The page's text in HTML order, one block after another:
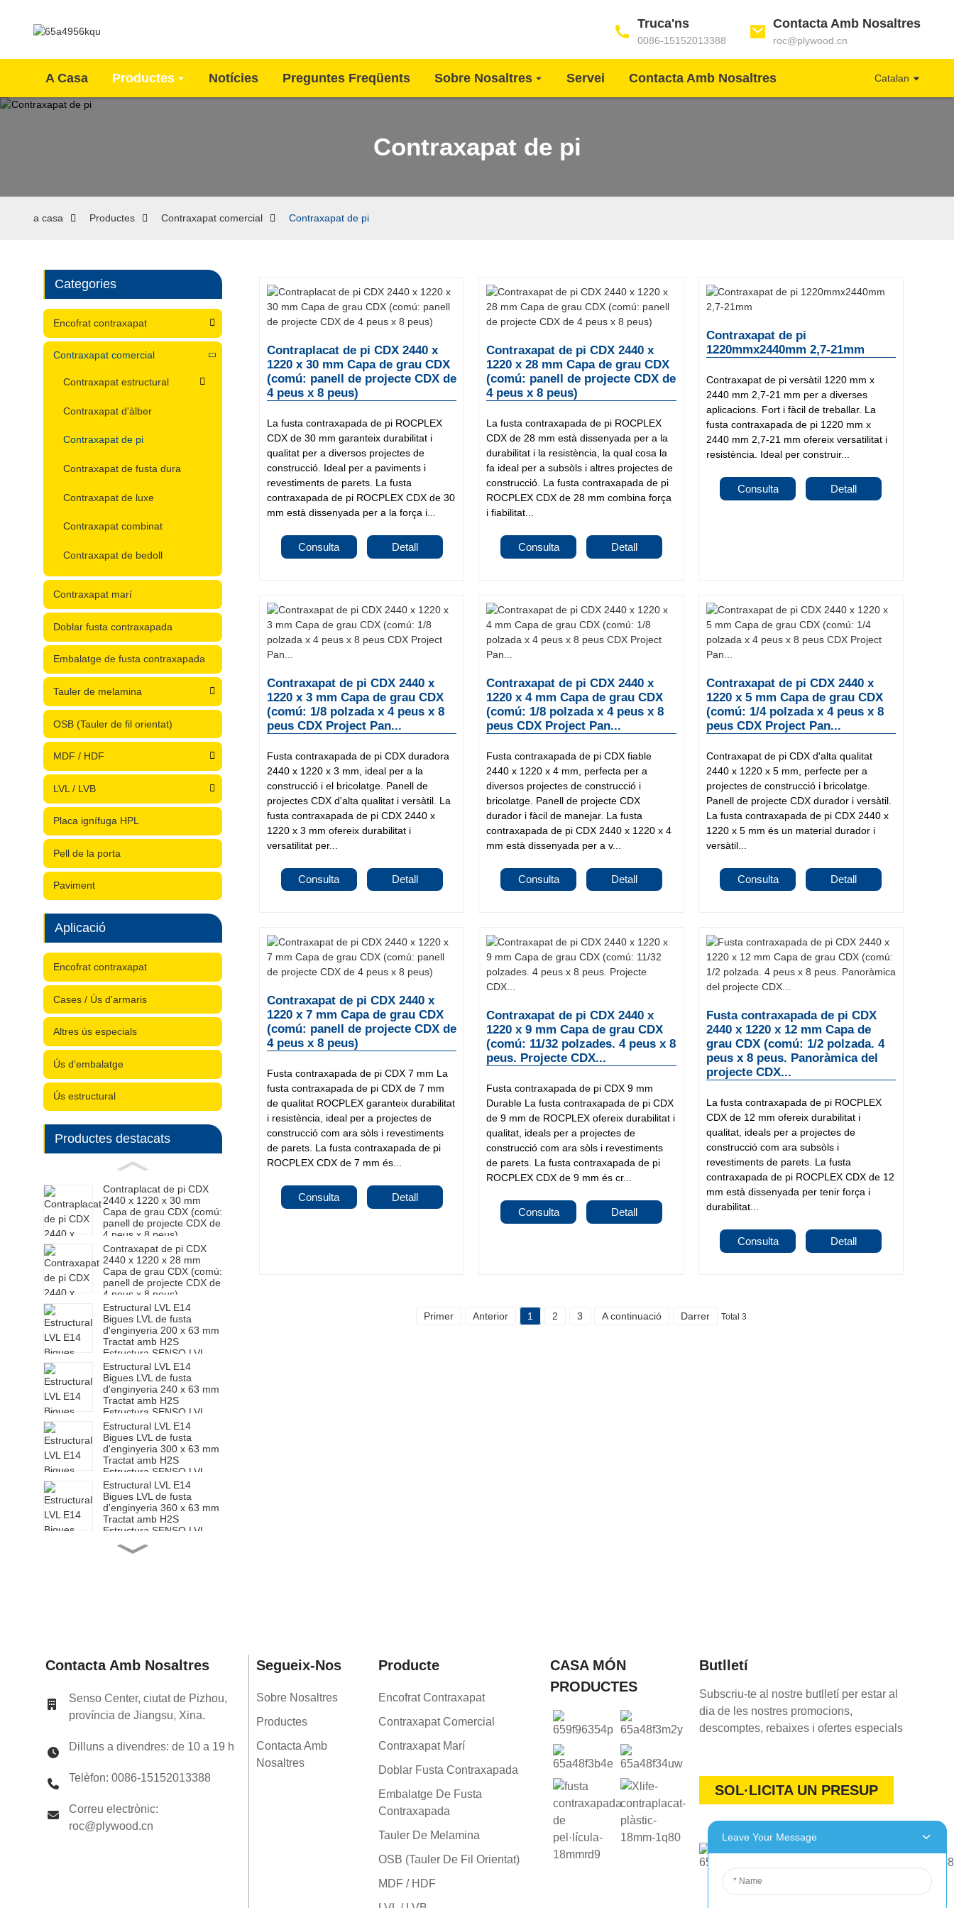
Truca'ns
0086-15152013388
Contacta Amb Nosaltres
roc@plywood.cn
A Casa Productes Notícies Preguntes Freqüents Sobre Nosaltres Servei Contacta Amb Nosaltres Catalan
Contraxapat de pi
a casa Productes Contraxapat comercial Contraxapat de pi
Categories
Encofrat contraxapat
Contraxapat comercial
Contraxapat estructural
Contraxapat d'àlber
Contraxapat de pi
Contraxapat de fusta dura
Contraxapat de luxe
Contraxapat combinat
Contraxapat de bedoll
Contraxapat marí
Doblar fusta contraxapada
Embalatge de fusta contraxapada
Tauler de melamina
OSB (Tauler de fil orientat)
MDF / HDF
LVL / LVB
Placa ignífuga HPL
Pell de la porta
Paviment
Aplicació
Encofrat contraxapat
Cases / Ús d'armaris
Altres ús especials
Ús d'embalatge
Ús estructural
Productes destacats
Contraplacat de pi CDX
2440 x 1220 x 30 mm
Capa de grau CDX (comú:
panell de projecte CDX de
4 peus x 8 peus)
Contraxapat de pi CDX
2440 x 1220 x 28 mm
Capa de grau CDX (comú:
panell de projecte CDX de
4 peus x 8 peus)
Estructural LVL E14
Bigues LVL de fusta
d'enginyeria 200 x 63 mm
Tractat amb H2S
Estructura SENSO LVL
F17
Estructural LVL E14
Bigues LVL de fusta
d'enginyeria 240 x 63 mm
Tractat amb H2S
Estructura SENSO LVL
F17
Estructural LVL E14
Bigues LVL de fusta
d'enginyeria 300 x 63 mm
Tractat amb H2S
Estructura SENSO LVL
F17
Estructural LVL E14
Bigues LVL de fusta
d'enginyeria 360 x 63 mm
Tractat amb H2S
Estructura SENSO LVL
F17
Estructural LVL E14
Bigues LVL de fusta
F17
Estructural LVL E14
Bigues LVL de fusta
Tractat amb H2S
F17
Estructural LVL E14
d'enginyeria 360 x 65 mm
F17
Contraplacat de pi CDX 2440 x
1220 x 30 mm Capa de grau CDX
(comú: panell de projecte CDX de
4 peus x 8 peus)
La fusta contraxapada de pi ROCPLEX
CDX de 30 mm garanteix durabilitat i
qualitat per a diversos projectes de
construcció. Ideal per a paviments i
revestiments de parets. La fusta
contraxapada de pi ROCPLEX CDX de 30
mm està dissenyada per a la força i...
Consulta Detall
Contraxapat de pi CDX 2440 x
1220 x 28 mm Capa de grau CDX
(comú: panell de projecte CDX de
4 peus x 8 peus)
La fusta contraxapada de pi ROCPLEX
CDX de 28 mm està dissenyada per a la
durabilitat i la resistència, la qual cosa la
fa ideal per a subsòls i altres projectes de
construcció. La fusta contraxapada de pi
ROCPLEX CDX de 28 mm combina força
i fiabilitat...
Consulta Detall
Contraxapat de pi
1220mmx2440mm 2,7-21mm
Contraxapat de pi versàtil 1220 mm x
2440 mm 2,7-21 mm per a diverses
aplicacions. Fort i fàcil de treballar. La
fusta contraxapada de pi 1220 mm x
2440 mm 2,7-21 mm ofereix versatilitat i
resistència. Ideal per construir...
Consulta Detall
Contraxapat de pi CDX 2440 x
1220 x 3 mm Capa de grau CDX
(comú: 1/8 polzada x 4 peus x 8
peus CDX Project Pan...
Fusta contraxapada de pi CDX duradora
2440 x 1220 x 3 mm, ideal per a la
construcció i el bricolatge. Panell de
projectes CDX d'alta qualitat i versàtil. La
fusta contraxapada de pi CDX 2440 x
1220 x 3 mm ofereix durabilitat i
versatilitat per...
Consulta Detall
Contraxapat de pi CDX 2440 x
1220 x 4 mm Capa de grau CDX
(comú: 1/8 polzada x 4 peus x 8
peus CDX Project Pan...
Fusta contraxapada de pi CDX fiable
2440 x 1220 x 4 mm, perfecta per a
diversos projectes de construcció i
bricolatge. Panell de projecte CDX
durador i fàcil de manejar. La fusta
contraxapada de pi CDX 2440 x 1220 x 4
mm està dissenyada per a v...
Consulta Detall
Contraxapat de pi CDX 2440 x
1220 x 5 mm Capa de grau CDX
(comú: 1/4 polzada x 4 peus x 8
peus CDX Project Pan...
Contraxapat de pi CDX d'alta qualitat
2440 x 1220 x 5 mm, perfecte per a
projectes de construcció i bricolatge.
Panell de projecte CDX durador i versàtil.
La fusta contraxapada de pi CDX 2440 x
1220 x 5 mm és un material durador i
versàtil...
Consulta Detall
Contraxapat de pi CDX 2440 x
1220 x 7 mm Capa de grau CDX
(comú: panell de projecte CDX de
4 peus x 8 peus)
Fusta contraxapada de pi CDX 7 mm La
fusta contraxapada de pi CDX de 7 mm
de qualitat ROCPLEX garanteix durabilitat
i resistència, ideal per a projectes de
construcció com ara sòls i revestiments
de parets. La fusta contraxapada de pi
ROCPLEX CDX de 7 mm és...
Consulta Detall
Contraxapat de pi CDX 2440 x
1220 x 9 mm Capa de grau CDX
(comú: 11/32 polzades. 4 peus x 8
peus. Projecte CDX...
Fusta contraxapada de pi CDX 9 mm
Durable La fusta contraxapada de pi CDX
de 9 mm de ROCPLEX ofereix durabilitat i
qualitat, ideals per a projectes de
construcció com ara sòls i revestiments
de parets. La fusta contraxapada de pi
ROCPLEX CDX de 9 mm és cr...
Consulta Detall
Fusta contraxapada de pi CDX
2440 x 1220 x 12 mm Capa de
grau CDX (comú: 1/2 polzada. 4
peus x 8 peus. Panoràmica del
projecte CDX...
La fusta contraxapada de pi ROCPLEX
CDX de 12 mm ofereix durabilitat i
qualitat, ideals per a projectes de
construcció com ara subsòls i
revestiments de parets. La fusta
contraxapada de pi ROCPLEX CDX de 12
mm està dissenyada per tenir força i
durabilitat...
Consulta Detall
Primer Anterior 1 2 3 A continuació Darrer Total 3
Contacta Amb Nosaltres
Senso Center, ciutat de Pizhou,
província de Jiangsu, Xina.
Dilluns a divendres: de 10 a 19 h
Telèfon: 0086-15152013388
Correu electrònic:
roc@plywood.cn
Segueix-Nos
Sobre Nosaltres
Productes
Contacta Amb
Nosaltres
Producte
Encofrat Contraxapat
Contraxapat Comercial
Contraxapat Marí
Doblar Fusta Contraxapada
Embalatge De Fusta
Contraxapada
Tauler De Melamina
OSB (Tauler De Fil Orientat)
MDF / HDF
CASA MÓN
PRODUCTES
Butlletí
Subscriu-te al nostre butlletí per estar al
dia de les nostres promocions,
descomptes, rebaixes i ofertes especials
SOL·LICITA UN PRESUP
Leave Your Message